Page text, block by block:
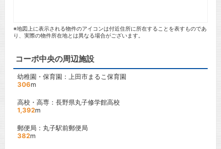
※地図上に表示される物件のアイコンは付近住所に所在することを表すものであ
り、実際の物件所在地とは異なる場合がございます。
コーポ中央の周辺施設
幼稚園・保育園：上田市まるこ保育園
306m
高校・高専：長野県丸子修学館高校
1,392m
郵便局：丸子駅前郵便局
382m